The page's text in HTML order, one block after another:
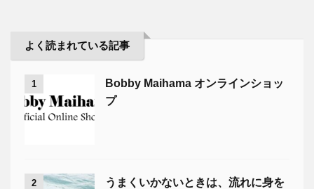
よく読まれている記事
1
Bobby Maihama オンラインショッ
プ
2 うまくいかないときは、流れに身を